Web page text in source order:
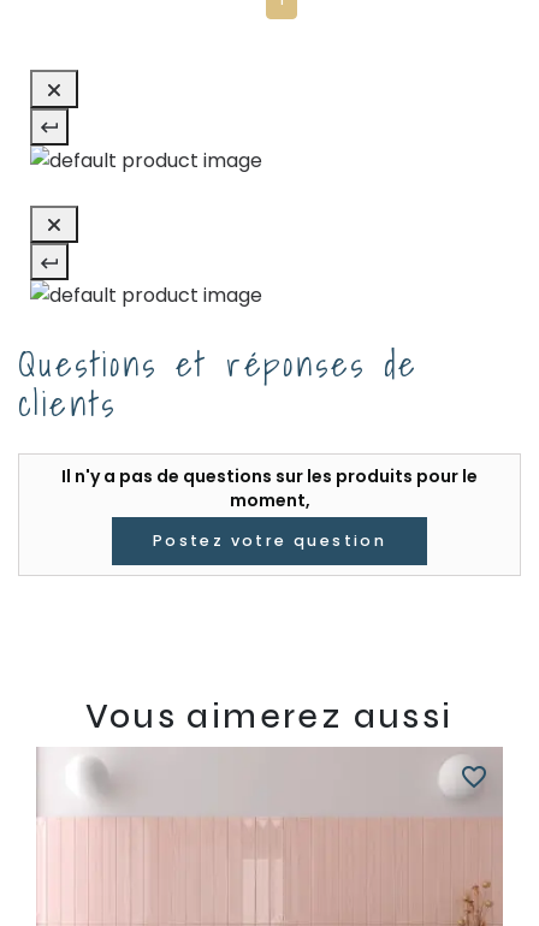
Questions et réponses de
clients
Il n'y a pas de questions sur les produits pour le
moment,
Postez votre question
Vous aimerez aussi
favorite_border